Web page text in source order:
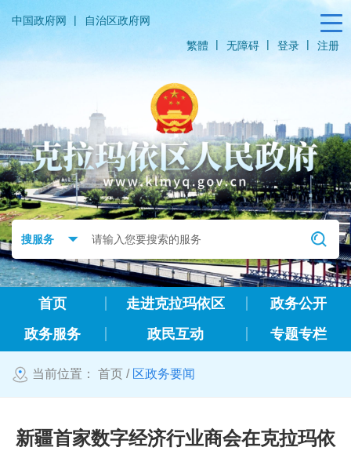
中国政府网 |
自治区政府网
繁體
| 无障碍 | 登录 | 注册
首页 走进克拉玛依区
政务公开
政务服务
政民互动 专题专栏
当前位置： 首页 / 区政务要闻
新疆首家数字经济行业商会在克拉玛依